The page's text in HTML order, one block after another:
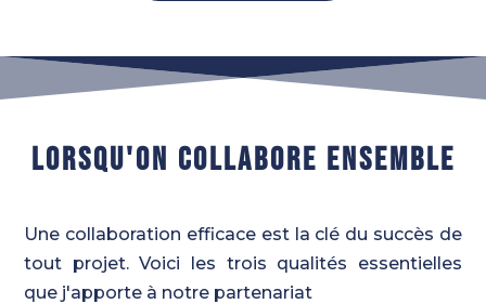
LORSQU'ON COLLABORE ENSEMBLE
Une collaboration efficace est la clé du succès de
tout projet. Voici les trois qualités essentielles
que j'apporte à notre partenariat